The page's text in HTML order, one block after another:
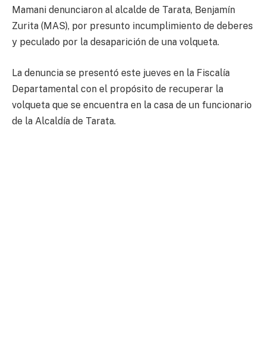
Mamani denunciaron al alcalde de Tarata, Benjamín
Zurita (MAS), por presunto incumplimiento de deberes
y peculado por la desaparición de una volqueta.
La denuncia se presentó este jueves en la Fiscalía
Departamental con el propósito de recuperar la
volqueta que se encuentra en la casa de un funcionario
de la Alcaldía de Tarata.